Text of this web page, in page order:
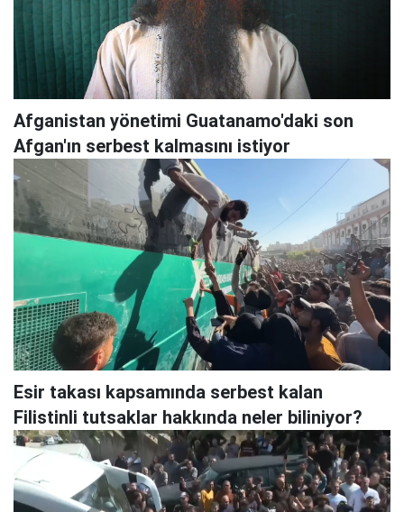
Afganistan yönetimi Guatanamo'daki son
Afgan'ın serbest kalmasını istiyor
Esir takası kapsamında serbest kalan
Filistinli tutsaklar hakkında neler biliniyor?